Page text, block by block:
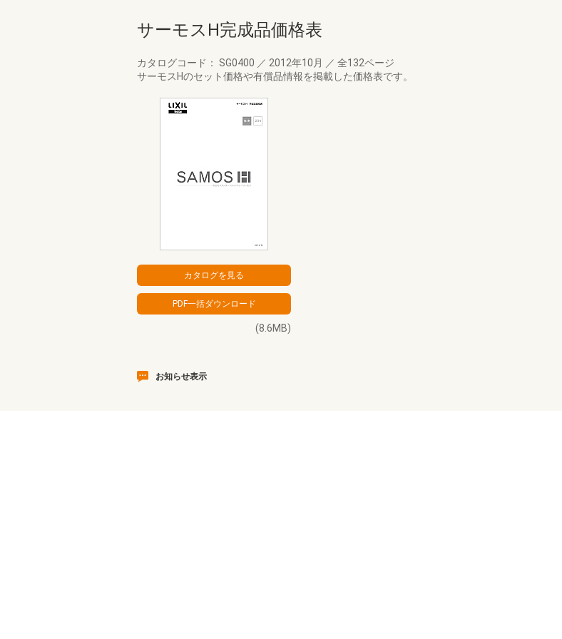
サーモスH完成品価格表
カタログコード： SG0400 ／ 2012年10月 ／ 全132ページ
サーモスHのセット価格や有償品情報を掲載した価格表です。
(8.6MB)
お知らせ表示